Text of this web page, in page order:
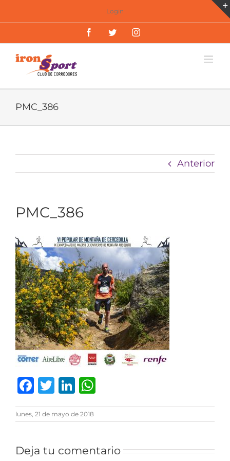
al
Login
FacebookTwitterInstagram
PMC_386
Anterior
PMC_386
Facebook
TwitterLinkedIn
lunes, 21 de mayo de 2018
Deja tu comentario